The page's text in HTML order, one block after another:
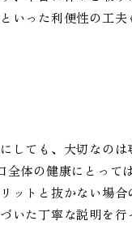
いった利便性の工
しても、大切なのは
体の健康にとって
ットと抜かない場
いた丁寧な説明を行